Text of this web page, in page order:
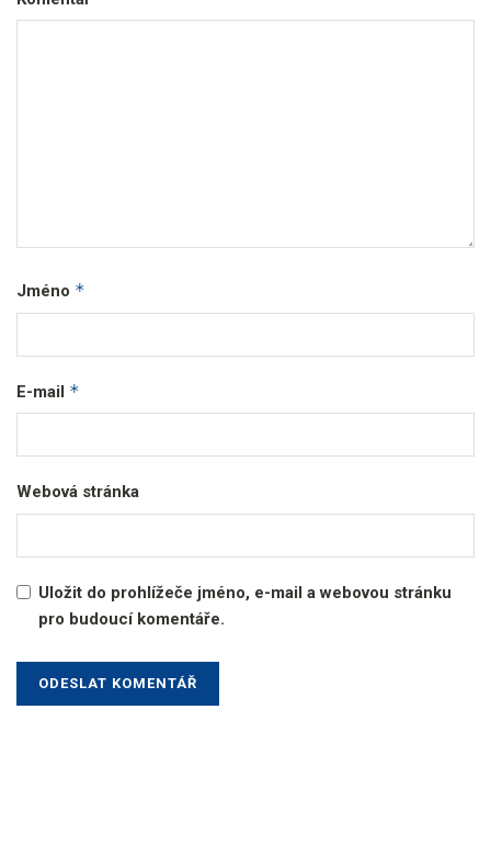
Jméno *
E-mail *
Webová stránka
Uložit do prohlížeče jméno, e-mail a webovou stránku
pro budoucí komentáře.